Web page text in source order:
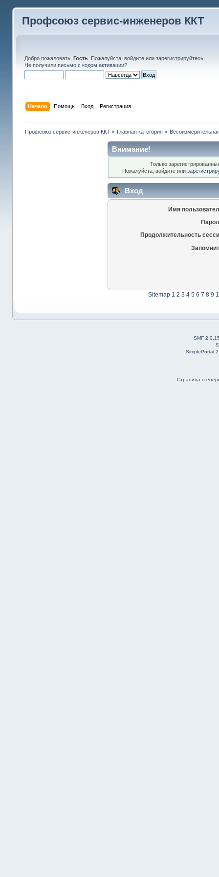
Профсоюз сервис-инженеров ККТ
Добро пожаловать, Гость. Пожалуйста, войдитеили зарегистрируйтесь.
Не получили письмо с кодом активации?
Начало Помощь Вход Регистрация
Профсоюз сервис-инженеров ККТ» Главная категория »
Внимание!
Только
Пожалуйста, войдите или
Вход
Имя
Продолжительность
Sitemap 1 2 3 4 5 6 7 8 9
SMF
SimplePortal
Страница